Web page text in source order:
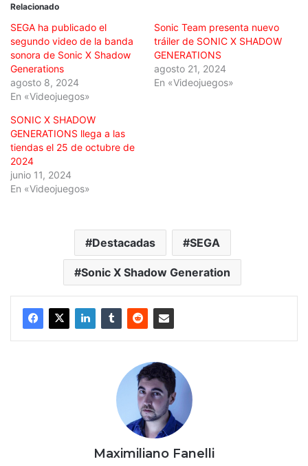
Relacionado
SEGA ha publicado el
segundo video de la banda
sonora de Sonic X Shadow
Generations
agosto 8, 2024
En «Videojuegos»
Sonic Team presenta nuevo
tráiler de SONIC X SHADOW
GENERATIONS
agosto 21, 2024
En «Videojuegos»
SONIC X SHADOW
GENERATIONS llega a las
tiendas el 25 de octubre de
2024
junio 11, 2024
En «Videojuegos»
Destacadas SEGA
Sonic X Shadow Generation
Maximiliano Fanelli